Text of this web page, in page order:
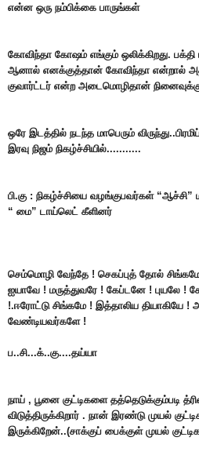
என்ன ஒரு நம்பிக்கை பாருங்கள்
கோவிந்தா கோஷம் எங்கும் ஒலிக்கிறது. பக்தி
ஆனால் எனக்குத்தான் கோவிந்தா என்றால்
குவார்ட்டர் என்ற அடைமொழிதான் நினைவுக்கு
ஒரே இடத்தில் நடந்த மாபெரும்
இரவு நிஜம் நிகழ்ச்சியில்...........
பி.கு : நிகழ்ச்சியை வழங்குபவர்கள்
“ மை” டாய்லெட் கீளினர்
செம்மொழி வேந்தே ! செகப்புத் தோல்
ஐயாவே ! மருத்துவரே ! கேப்டனே ! புயலே !
!.ஈரோட்டு சிங்கமே ! இத்தாலிய தியாகியே
வேண்டியவர்களே !
ப..சி...க்..கு....தய்யா
நாய் , பூனை குட்டிகளை தத்தெடுக்கும்படி
விடுத்திருக்கிறார் . நான் இரண்டு முயல்
இருக்கிறேன்..(சாக்குப் பைக்குள் முயல்